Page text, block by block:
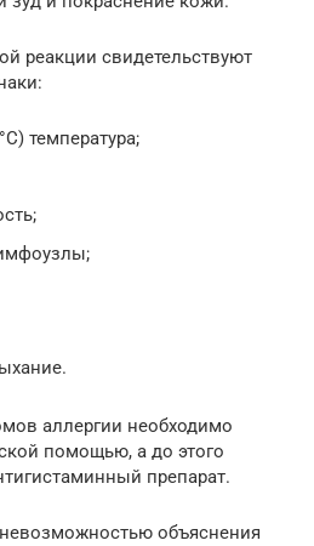
реакции свидетельствуют
температура;
аллергии необходимо
помощью, а до этого
препарат.
объяснения